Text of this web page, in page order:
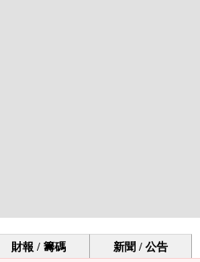
財報 / 籌碼 新聞 / 公告